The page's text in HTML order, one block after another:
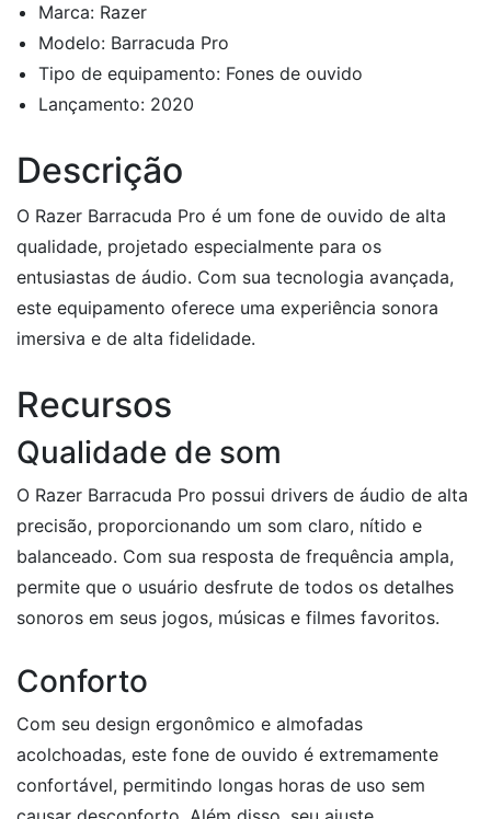
Marca: Razer
Modelo: Barracuda Pro
Tipo de equipamento: Fones de ouvido
Lançamento: 2020
Descrição
O Razer Barracuda Pro é um fone de ouvido de alta
qualidade, projetado especialmente para os
entusiastas de áudio. Com sua tecnologia avançada,
este equipamento oferece uma experiência sonora
imersiva e de alta fidelidade.
Recursos
Qualidade de som
O Razer Barracuda Pro possui drivers de áudio de alta
precisão, proporcionando um som claro, nítido e
balanceado. Com sua resposta de frequência ampla,
permite que o usuário desfrute de todos os detalhes
sonoros em seus jogos, músicas e filmes favoritos.
Conforto
Com seu design ergonômico e almofadas
acolchoadas, este fone de ouvido é extremamente
confortável, permitindo longas horas de uso sem